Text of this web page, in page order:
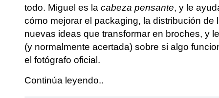
todo. Miguel es la cabeza pensante, y le
cómo mejorar el packaging, la distribución de
nuevas ideas que transformar en broches, y
(y normalmente acertada) sobre si algo
el fotógrafo oficial.
Continúa leyendo..